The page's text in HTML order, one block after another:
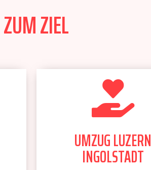
ZIEL
UMZUG LUZERN
INGOLSTADT